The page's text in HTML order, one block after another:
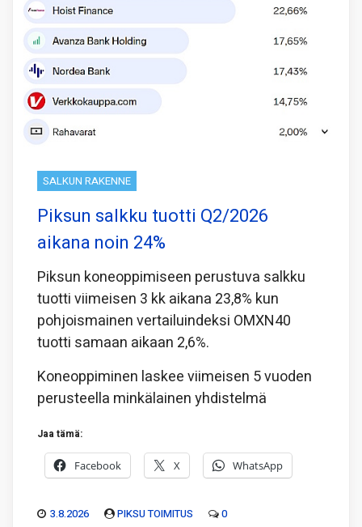
SALKUN RAKENNE
Piksun salkku tuotti Q2/2026
aikana noin 24%
Piksun koneoppimiseen perustuva salkku
tuotti viimeisen 3 kk aikana 23,8% kun
pohjoismainen vertailuindeksi OMXN40
tuotti samaan aikaan 2,6%.
Koneoppiminen laskee viimeisen 5 vuoden
perusteella minkälainen yhdistelmä
Jaa tämä:
Facebook X WhatsApp
3.8.2026 PIKSU TOIMITUS 0